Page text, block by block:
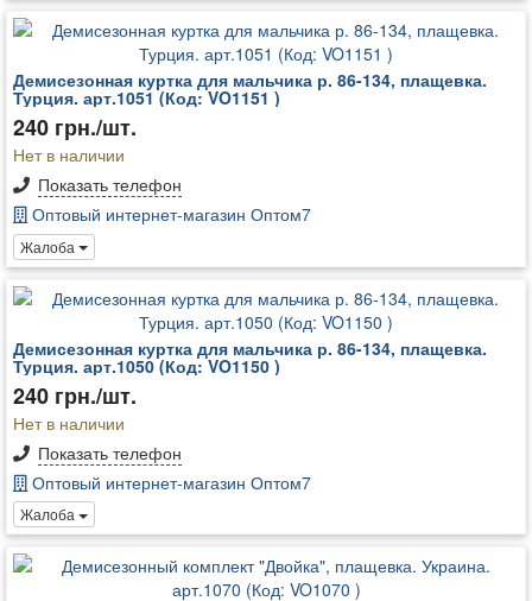
Демисезонная куртка для мальчика р. 86-134, плащевка.
Турция. арт.1051 (Код: VO1151 )
240 грн./шт.
Нет в наличии
Показать телефон
Оптовый интернет-магазин Оптом7
Жалоба
Демисезонная куртка для мальчика р. 86-134, плащевка.
Турция. арт.1050 (Код: VO1150 )
240 грн./шт.
Нет в наличии
Показать телефон
Оптовый интернет-магазин Оптом7
Жалоба